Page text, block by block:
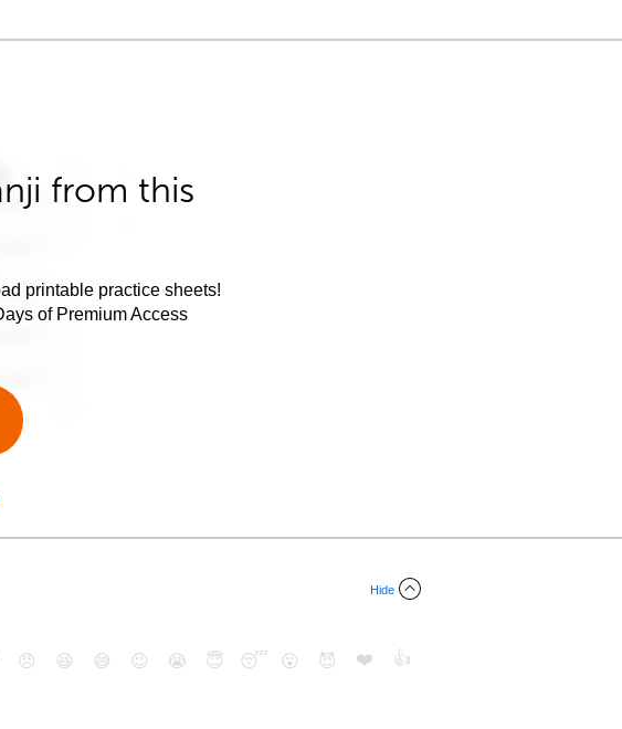
from this
printable practice sheets!
of Premium Access
Hide
😠 😆 😅 😉 😭 😇 😴 😮 😈 ❤️ 👍